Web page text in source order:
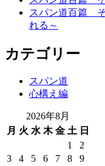
スパン道百篇
れる～
カテゴリー
スパン道
心構え編
2026年8月
月 火 水 木 金 土 日
1
2
3
4 5 6 7 8
9